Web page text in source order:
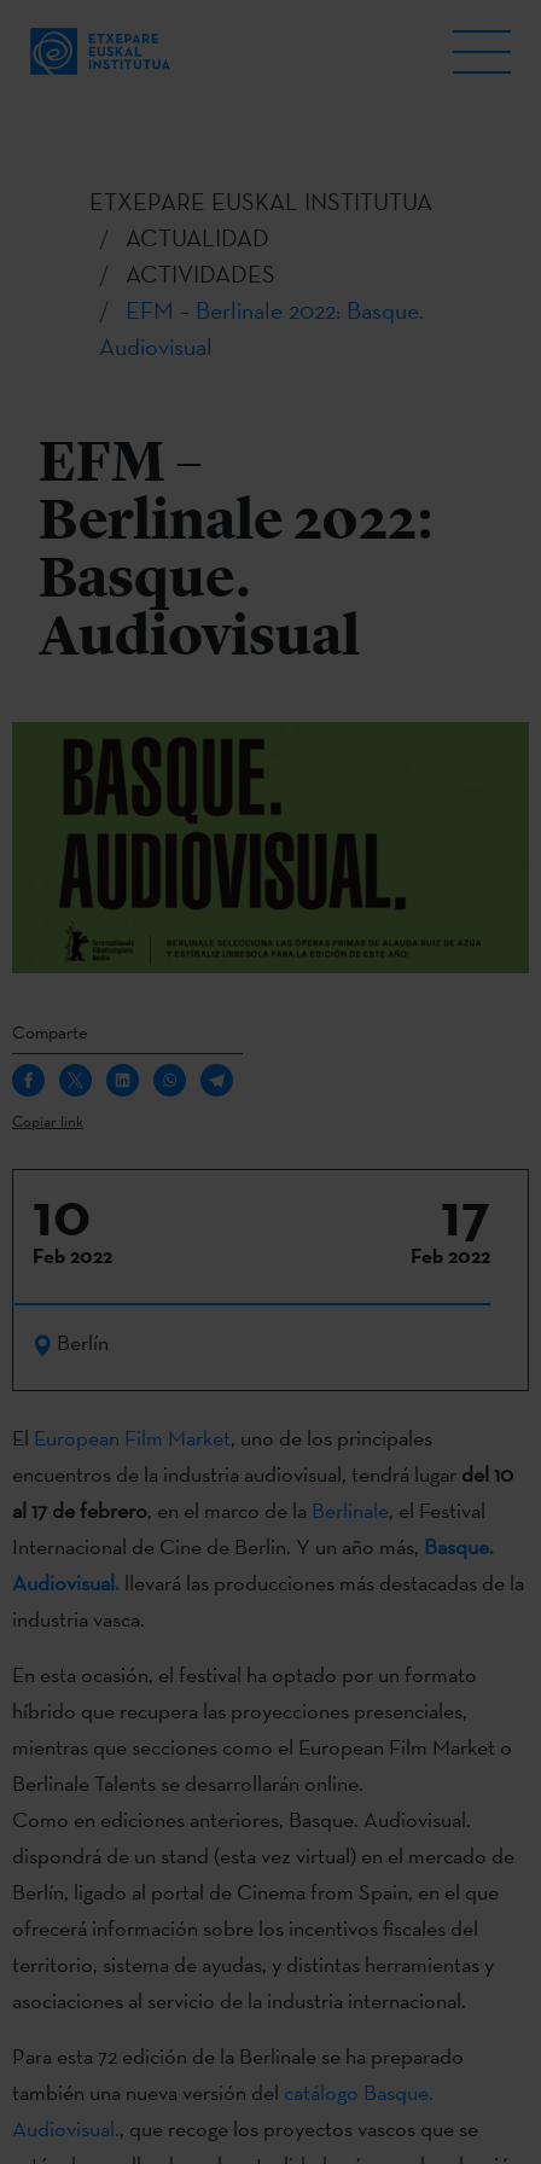
ETXEPARE EUSKAL INSTITUTUA
ACTUALIDAD
ACTIVIDADES
EFM – Berlinale 2022: Basque.
Audiovisual
EFM –
Berlinale 2022:
Basque.
Audiovisual
Comparte
Copiar link
10
Feb 2022
17
Feb 2022
Berlín
El European Film Market, uno de los principales
encuentros de la industria audiovisual, tendrá lugar del 10
al 17 de febrero, en el marco de la Berlinale, el Festival
Internacional de Cine de Berlin. Y un año más, Basque.
Audiovisual. llevará las producciones más destacadas de la
industria vasca.
En esta ocasión, el festival ha optado por un formato
híbrido que recupera las proyecciones presenciales,
mientras que secciones como el European Film Market o
Berlinale Talents se desarrollarán online.
Como en ediciones anteriores, Basque. Audiovisual.
dispondrá de un stand (esta vez virtual) en el mercado de
Berlín, ligado al portal de Cinema from Spain, en el que
ofrecerá información sobre los incentivos fiscales del
territorio, sistema de ayudas, y distintas herramientas y
asociaciones al servicio de la industria internacional.
Para esta 72 edición de la Berlinale se ha preparado
también una nueva versión del catálogo Basque.
Audiovisual., que recoge los proyectos vascos que se